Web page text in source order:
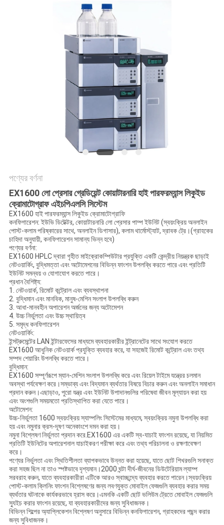
পণ্যের বর্ণনা
EX1600 লো প্রেসার গ্রেডিয়েন্ট কোয়াটারনারি হাই পারফরম্যান্স লিকুইড
ক্রোমাটোগ্রাফ এইচপিএলসি সিস্টেম
EX1600 হাই পারফরম্যান্স লিকুইড ক্রোমাটোগ্রাফি
কনফিগারেশন: ইউভি ডিটেক্টর, কোয়াটারনারি লো প্রেসার পাম্প ইউনিট (স্বয়ংক্রিয় অনলাইন
পোস্ট-কলাম পরিষ্কারের সাথে, অনলাইন ডিগাসার), কলাম থার্মোস্ট্যাট, দ্রাবক ট্রে।(গ্রাহকের
চাহিদা অনুযায়ী, কনফিগারেশন সামান্য ভিন্ন হবে)
পণ্যের বর্ণনা:
EX1600 HPLC দ্বারা গৃহীত মাইক্রোকম্পিউটার প্রযুক্তি একটি কেন্দ্রীয় নিয়ন্ত্রক ছাড়াই
নেটওয়ার্কিং, বুদ্ধিমত্তা এবং অটোমেশনের বিভিন্ন ফাংশন উপলব্ধি করতে পারে এবং প্রতিটি
ইউনিট সমন্বয় ও যোগাযোগ করতে পারে।
প্রধান বৈশিষ্ট্য:
1. নেটওয়ার্ক, রিমোট কন্ট্রোল এবং ব্যবস্থাপনা
2. বুদ্ধিমান এবং মানবিক, মানুষ-মেশিন সংলাপ উপলব্ধি করুন
3. আধা-মানবহীন অপারেশন অর্জনের জন্য অটোমেশন
4. উচ্চ নির্ভুলতা এবং উচ্চ স্থায়িত্ব
5. সমৃদ্ধ কনফিগারেশন
নেটওয়ার্কিং:
ইন্সট্রুমেন্টের LAN ইন্টারফেসের মাধ্যমে ব্যবহারকারীর ইন্ট্রানেটের সাথে সংযোগ করতে
EX1600 আধুনিক নেটওয়ার্ক প্রযুক্তি ব্যবহার করে, যা সহজেই রিমোট কন্ট্রোল এবং তথ্য
সম্পদ শেয়ারিং উপলব্ধি করতে পারে।
বুদ্ধিমান:
EX1600 সম্পূর্ণরূপে ম্যান-মেশিন সংলাপ উপলব্ধি করে এবং রিয়েল টাইমে যন্ত্রের চলমান
অবস্থা পর্যবেক্ষণ করে।সম্ভাব্য এবং বিদ্যমান ব্যর্থতার বিষয়ে বিচার করুন এবং অনলাইন সমাধান
প্রদান করুন।এছাড়াও, পুরো যন্ত্র এবং ইউনিট উপাদানগুলির পরিষেবা জীবন মূল্যায়ন করা হয়
এবং অংশগুলি সময়মতো প্রতিস্থাপিত করা যেতে পারে।
অটোমেশন:
উচ্চ-নির্ভুলতা 1600 স্বয়ংক্রিয় স্যাম্পলিং সিস্টেমের মাধ্যমে, স্বয়ংক্রিয় নমুনা উপলব্ধি করা
হয় এবং নমুনার ক্রস-দূষণ অনেকাংশে দমন করা হয়।
নমুনা বিশ্লেষণ নির্ভুলতা প্রদান করে.EX1600 এর একটি স্ব-যাচাই ফাংশন রয়েছে, যা নিয়মিত
প্রতিটি ইউনিটের অপারেশনাল যাচাইকরণ পরীক্ষা করে এবং তথ্য পরিচালনা ও রক্ষণাবেক্ষণ
করে।
পণ্যের নির্ভুলতা এবং স্থিতিশীলতা ব্যাপকভাবে উন্নত করা হয়েছে, যাতে ছোট শিখরগুলি সনাক্ত
করা সহজ ছিল না তাও স্পষ্টভাবে দৃশ্যমান।2000 ঘন্টা দীর্ঘ-জীবনের ডিউটেরিয়াম ল্যাম্প
সরবরাহ করুন, যাতে ব্যবহারকারীরা এটিকে আরও স্বাচ্ছন্দ্যে ব্যবহার করতে পারেন।স্বয়ংক্রিয়
পোস্ট-কলাম ক্লিনিং ফাংশন বিশ্লেষণের জন্য লবণযুক্ত মোবাইল ফেজগুলি ব্যবহার করার সময়
ব্যর্থতার ঘটনাকে কার্যকরভাবে হ্রাস করে।এমনকি একটি ছোট ভলিউম ট্রেতে মোবাইল ফেজগুলি
স্যুইচ করার ফাংশন রয়েছে, যা ব্যবহারকারীদের জন্য সুবিধাজনক।
বিভিন্ন শিল্পের অ্যাপ্লিকেশন বিশ্লেষণ অনুসারে বিভিন্ন কনফিগারেশন, গ্রাহকদের পছন্দ করার
জন্য সুবিধাজনক।